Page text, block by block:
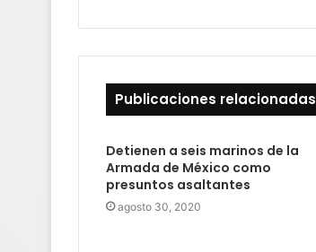
Publicaciones relacionadas
Detienen a seis marinos de la
Armada de México como
presuntos asaltantes
agosto 30, 2020